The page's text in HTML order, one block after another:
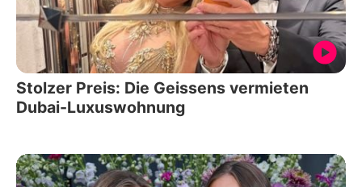
Stolzer Preis: Die Geissens vermieten
Dubai-Luxuswohnung